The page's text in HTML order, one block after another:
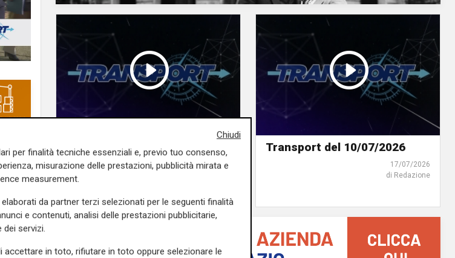
di
e poi
sul
e poi
sul
Transport del 10/07/2026
24/07/2026
Transport del 10/07/2026
17/07/2026
di Redazione
Chiudi
per finalità tecniche essenziali e, previo tuo consenso,
misurazione delle prestazioni, pubblicità mirata e
measurement.
da partner terzi selezionati per le seguenti finalità
e contenuti, analisi delle prestazioni pubblicitarie,
servizi.
in toto, rifiutare in toto oppure selezionare le